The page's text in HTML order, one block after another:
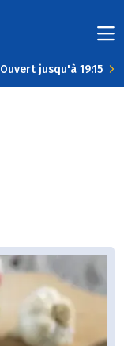
Ouvert jusqu'à 19:15